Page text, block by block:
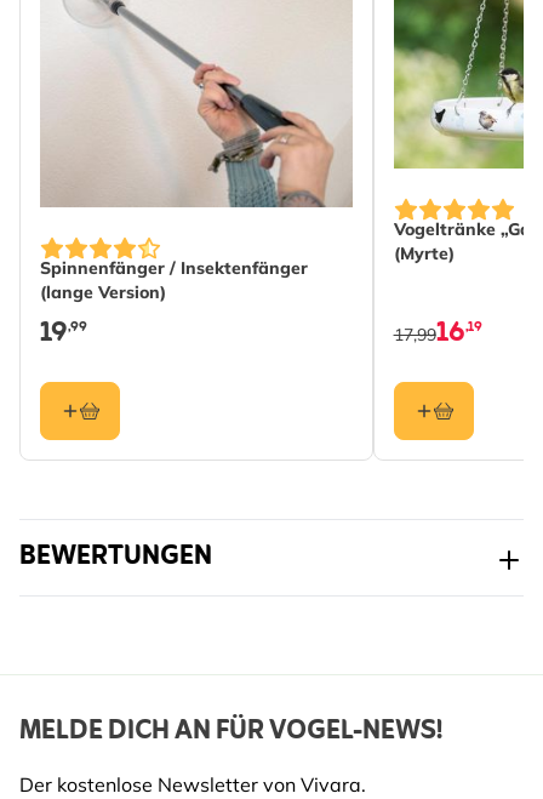
Spinnenfänger / Insektenfänger
(lange Version)
19,99
Vogeltränke
(Myrte)
16,19
17,99
BEWERTUNGEN
MELDE DICH AN FÜR VOGEL-NEWS!
Der kostenlose Newsletter von Vivara.